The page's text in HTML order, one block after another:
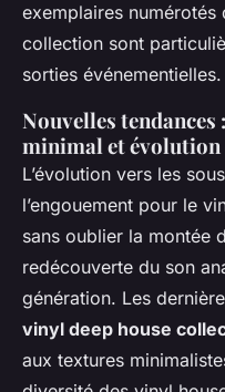
exemplaires
collection sont
sorties événementielles.
Nouvelles tendances
minimal et évolution
L’évolution vers les
l’engouement pour le
sans oublier la montée
redécouverte du son
génération. Les
vinyl deep house
aux textures